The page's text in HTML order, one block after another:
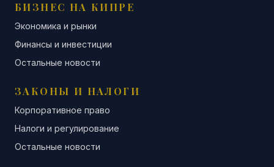
БИЗНЕС НА КИПРЕ
Экономика и рынки
Финансы и инвестиции
Остальные новости
ЗАКОНЫ И НАЛОГИ
Корпоративное право
Налоги и регулирование
Остальные новости